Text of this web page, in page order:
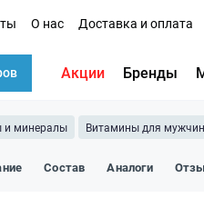
О нас Доставка и оплата
Акции Бренды
и минералы Витамины для мужчин
Состав Аналоги